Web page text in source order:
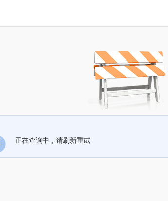
正在查询中，请刷新重试